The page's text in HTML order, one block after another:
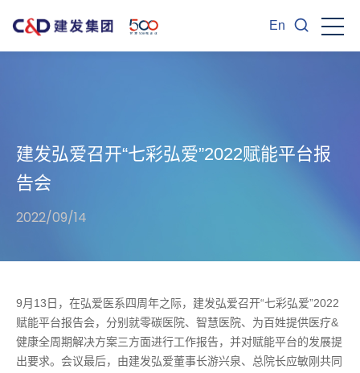
En
建发弘爱召开“七彩弘爱”2022赋能平台报
告会
2022/09/14
9月13日，在弘爱医系四周年之际，建发弘爱召开“七彩弘爱”2022
赋能平台报告会，分别就零碳医院、智慧医院、为百姓提供医疗&
健康全周期解决方案三方面进行工作报告，并对赋能平台的发展提
出要求。会议最后，由建发弘爱董事长游兴泉、总院长应敏刚共同